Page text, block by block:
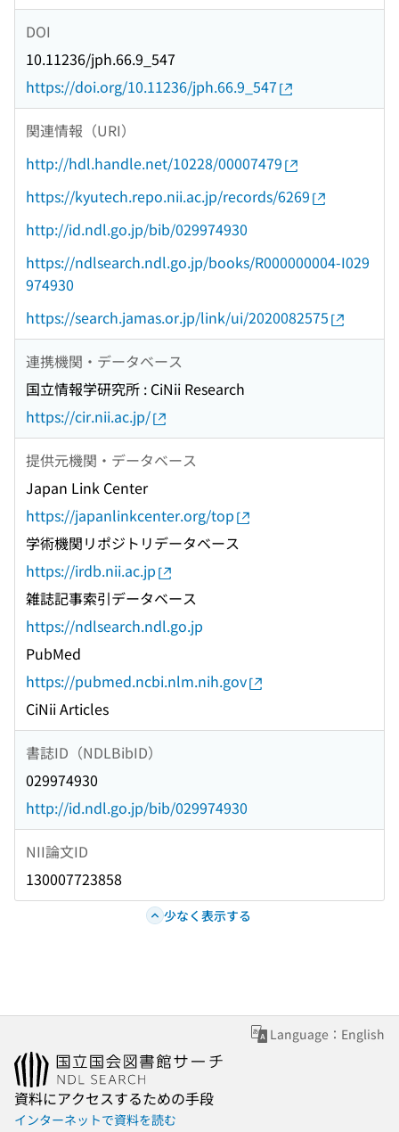
DOI
10.11236/jph.66.9_547
https://doi.org/10.11236/jph.66.9_547
関連情報（URI）
http://hdl.handle.net/10228/00007479
https://kyutech.repo.nii.ac.jp/records/6269
http://id.ndl.go.jp/bib/029974930
https://ndlsearch.ndl.go.jp/books/R000000004-I029
974930
https://search.jamas.or.jp/link/ui/2020082575
連携機関・データベース
国立情報学研究所 : CiNii Research
https://cir.nii.ac.jp/
提供元機関・データベース
Japan Link Center
https://japanlinkcenter.org/top
学術機関リポジトリデータベース
https://irdb.nii.ac.jp
雑誌記事索引データベース
https://ndlsearch.ndl.go.jp
PubMed
https://pubmed.ncbi.nlm.nih.gov
CiNii Articles
書誌ID（NDLBibID）
029974930
http://id.ndl.go.jp/bib/029974930
NII論文ID
130007723858
少なく表示する
Language：English
資料にアクセスするための手段
インターネットで資料を読む